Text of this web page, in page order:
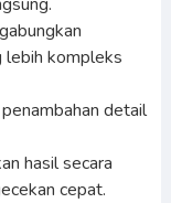
lebih kompleks
detail
hasil secara
cepat.